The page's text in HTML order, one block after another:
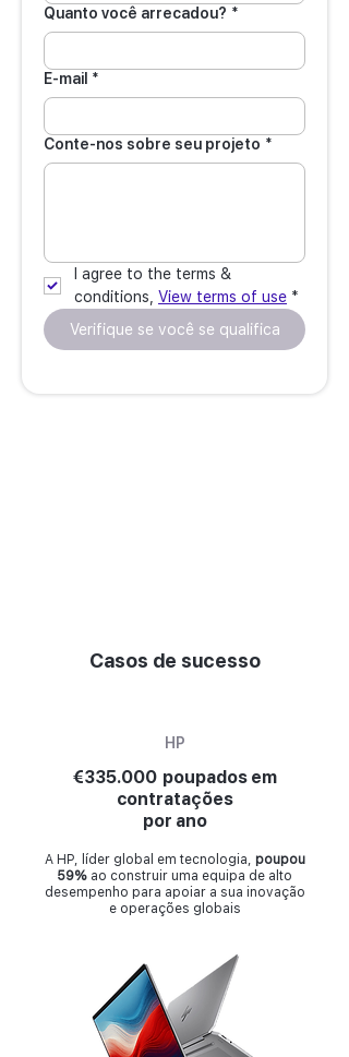
Quanto você arrecadou? *
E-mail *
Conte-nos sobre seu projeto *
I agree to the terms &
conditions, View terms of use *
Verifique se você se qualifica
Casos de sucesso
HP
€335.000 poupados em
contratações
por ano
A HP, líder global em tecnologia, poupou
59% ao construir uma equipa de alto
desempenho para apoiar a sua inovação
e operações globais